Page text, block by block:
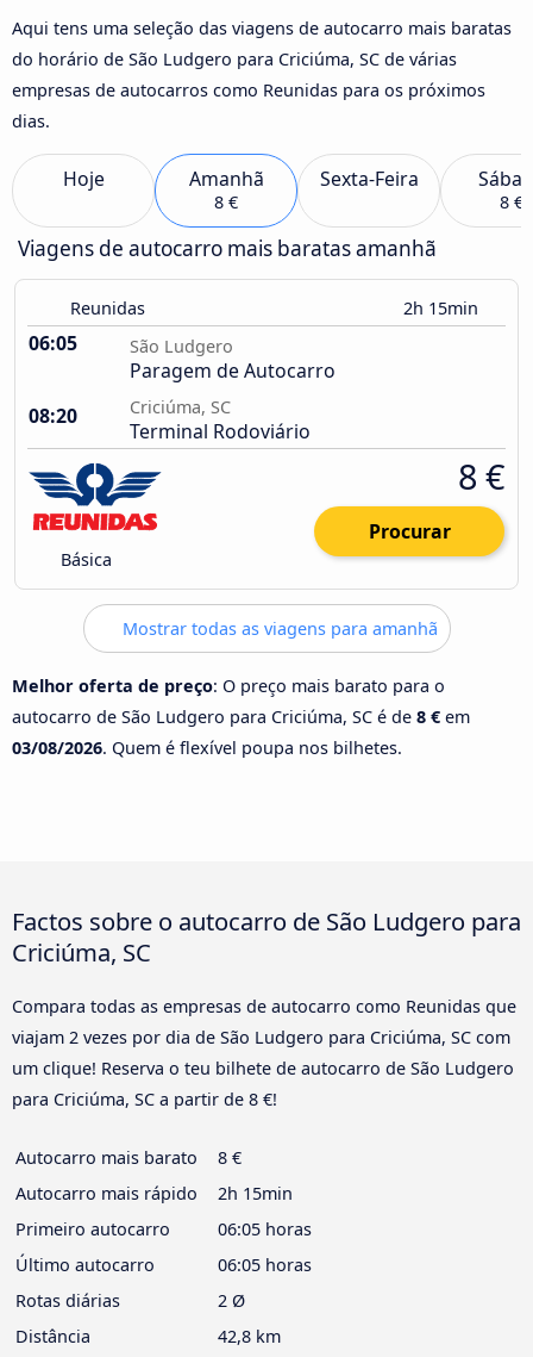
Aqui tens uma seleção das viagens de autocarro mais baratas
do horário de São Ludgero para Criciúma, SC de várias
empresas de autocarros como Reunidas para os próximos
dias.
Hoje Amanhã
8 €
Sexta-Feira
8 €
Viagens de autocarro mais baratas amanhã
Reunidas 2h 15min
06:05 São Ludgero
Paragem de Autocarro
08:20
Criciúma, SC
Terminal Rodoviário
Básica
8 €
Procurar
Mostrar todas as viagens para amanhã
Melhor oferta de preço: O preço mais barato para o
autocarro de São Ludgero para Criciúma, SC é de 8 € em
03/08/2026. Quem é flexível poupa nos bilhetes.
Factos sobre o autocarro de São Ludgero para
Criciúma, SC
Compara todas as empresas de autocarro como Reunidas que
viajam 2 vezes por dia de São Ludgero para Criciúma, SC com
um clique! Reserva o teu bilhete de autocarro de São Ludgero
para Criciúma, SC a partir de 8 €!
Autocarro mais barato
8 €
Autocarro mais rápido
2h 15min
Primeiro autocarro
06:05 horas
Último autocarro
06:05 horas
Rotas diárias
2 Ø
Distância
42,8 km